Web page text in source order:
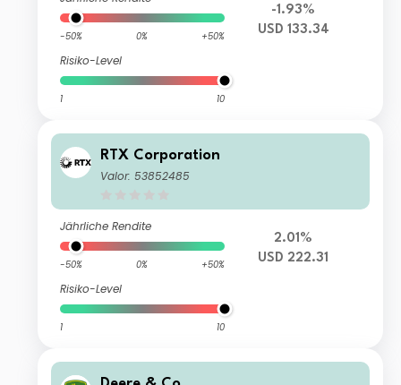
-50% 0% +50%
Risiko-Level
1 10
-1.93%
USD 133.34
RTX Corporation
Valor: 53852485
Jährliche Rendite
-50% 0% +50%
Risiko-Level
1 10
2.01%
USD 222.31